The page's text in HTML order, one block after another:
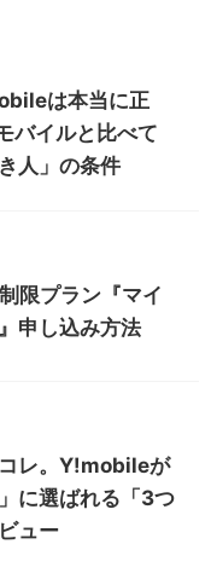
は本当に正
バイルと比べて
人」の条件
限プラン『マイ
申し込み方法
コレ。Y!mobileが
に選ばれる「3つ
ュー